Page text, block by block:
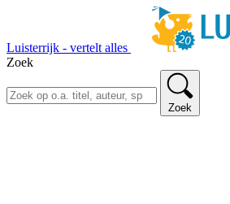
Luisterrijk - vertelt alles
Zoek
Zoek